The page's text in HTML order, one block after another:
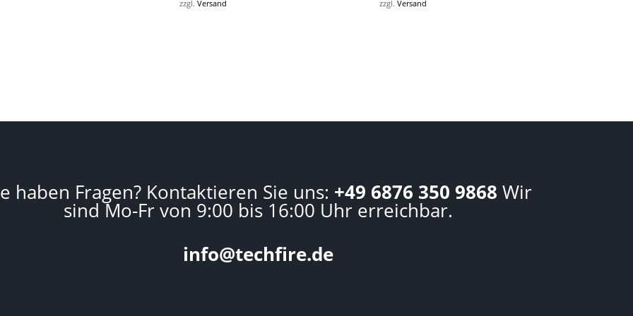
zzgl. Versand zzgl.Versand
haben Fragen? Kontaktieren Sie uns: +49 6876 350 9868 Wir
sind Mo-Fr von 9:00 bis 16:00 Uhr erreichbar.
info@techfire.de